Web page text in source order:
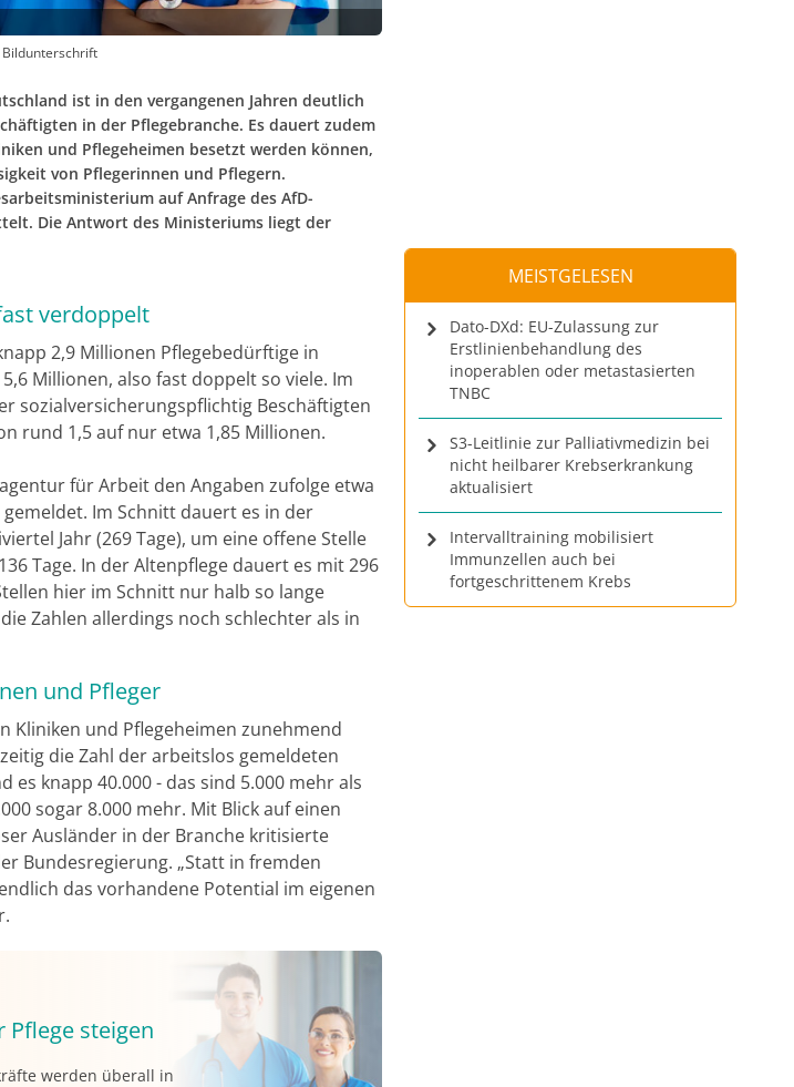
Bildunterschrift
ist in den vergangenen Jahren deutlich
in der Pflegebranche. Es dauert zudem
und Pflegeheimen besetzt werden können,
von Pflegerinnen und Pflegern.
auf Anfrage des AfD-
Die Antwort des Ministeriums liegt der
verdoppelt
2,9 Millionen Pflegebedürftige in
Millionen, also fast doppelt so viele. Im
sozialversicherungspflichtig Beschäftigten
rund 1,5 auf nur etwa 1,85 Millionen.
für Arbeit den Angaben zufolge etwa
Im Schnitt dauert es in der
Jahr (269 Tage), um eine offene Stelle
Tage. In der Altenpflege dauert es mit 296
hier im Schnitt nur halb so lange
Zahlen allerdings noch schlechter als in
und Pfleger
Kliniken und Pflegeheimen zunehmend
die Zahl der arbeitslos gemeldeten
es knapp 40.000 - das sind 5.000 mehr als
sogar 8.000 mehr. Mit Blick auf einen
Ausländer in der Branche kritisierte
Bundesregierung. „Statt in fremden
das vorhandene Potential im eigenen
steigen
werden überall in
MEISTGELESEN
Dato-DXd: EU-Zulassung zur
Erstlinienbehandlung des
inoperablen oder metastasierten
TNBC
S3-Leitlinie zur Palliativmedizin bei
nicht heilbarer Krebserkrankung
aktualisiert
Intervalltraining mobilisiert
Immunzellen auch bei
fortgeschrittenem Krebs